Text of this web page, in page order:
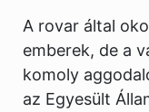
A rovar által
emberek, de a
komoly
az Egyesült